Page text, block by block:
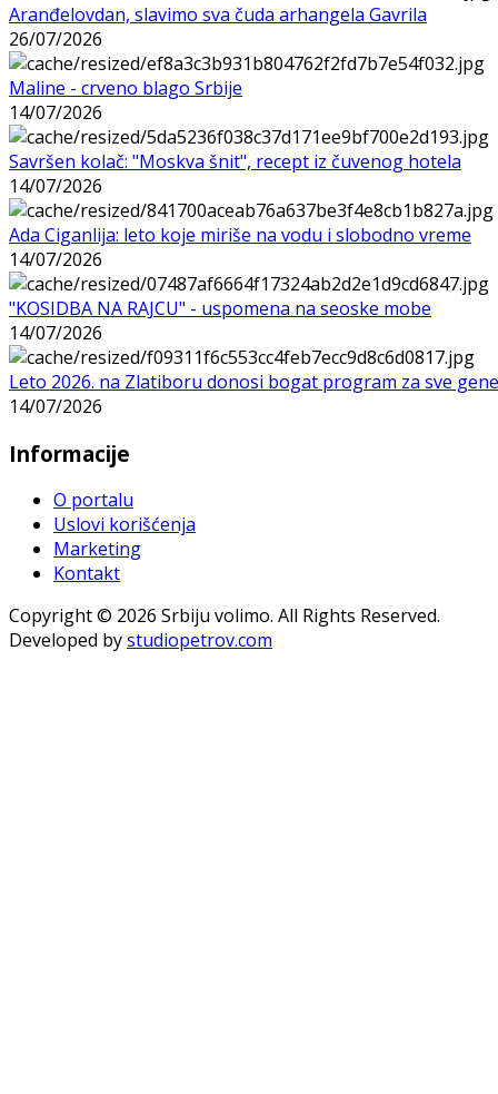
Aranđelovdan, slavimo sva čuda arhangela Gavrila
26/07/2026
Maline - crveno blago Srbije
14/07/2026
Savršen kolač: "Moskva šnit", recept iz čuvenog hotela
14/07/2026
Ada Ciganlija: leto koje miriše na vodu i slobodno vreme
14/07/2026
"KOSIDBA NA RAJCU" - uspomena na seoske mobe
14/07/2026
Leto 2026. na Zlatiboru donosi bogat program za sve
14/07/2026
Informacije
O portalu
Uslovi korišćenja
Marketing
Kontakt
Copyright © 2026 Srbiju volimo. All Rights Reserved.
Developed bystudiopetrov.com